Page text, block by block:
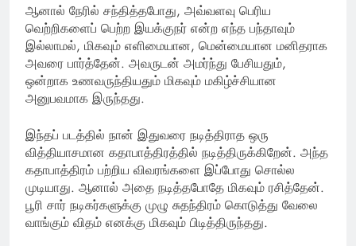
ஆனால் நேரில் சந்தித்தபோது, அவ்வளவு பெரிய
வெற்றிகளைப் பெற்ற இயக்குநர் என்ற எந்த பந்தாவும்
இல்லாமல், மிகவும் எளிமையான, மென்மையான மனிதராக
அவரை பார்த்தேன். அவருடன் அமர்ந்து பேசியதும்,
ஒன்றாக உணவருந்தியதும் மிகவும் மகிழ்ச்சியான
அனுபவமாக இருந்தது.
இந்தப் படத்தில் நான் இதுவரை நடித்திராத ஒரு
வித்தியாசமான கதாபாத்திரத்தில் நடித்திருக்கிறேன். அந்த
கதாபாத்திரம் பற்றிய விவரங்களை இப்போது சொல்ல
முடியாது. ஆனால் அதை நடித்தபோதே மிகவும் ரசித்தேன்.
பூரி சார் நடிகர்களுக்கு முழு சுதந்திரம் கொடுத்து வேலை
வாங்கும் விதம் எனக்கு மிகவும் பிடித்திருந்தது.